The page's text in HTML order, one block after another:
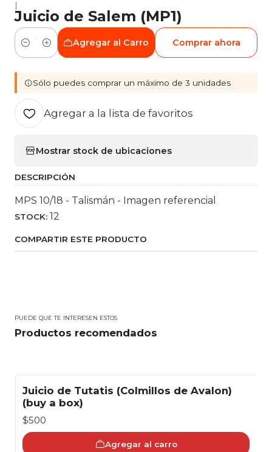
|
Juicio de Salem (MP1)
Cantidad
Agregar al Carro Comprar ahora
Sólo puedes comprar un máximo de 3 unidades
Agregar a la lista de favoritos
Mostrar stock de ubicaciones
DESCRIPCIÓN
MPS 10/18 - Talismán - Imagen referencial
STOCK: 12
COMPARTIR ESTE PRODUCTO
PUEDE QUE TE INTERESEN ESTOS
Productos recomendados
Juicio de Tutatis (Colmillos de Avalon)
(buy a box)
$500
Agregar al carro